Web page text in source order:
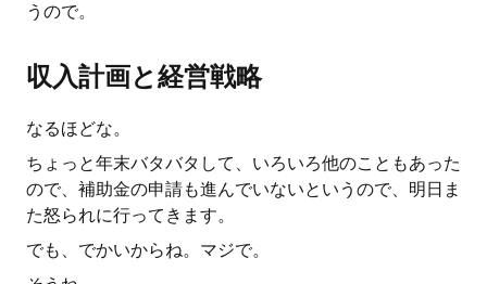
うので。
収入計画と経営戦略
なるほどな。
ちょっと年末バタバタして、いろいろ他のこともあった
ので、補助金の申請も進んでいないというので、明日ま
た怒られに行ってきます。
でも、でかいからね。マジで。